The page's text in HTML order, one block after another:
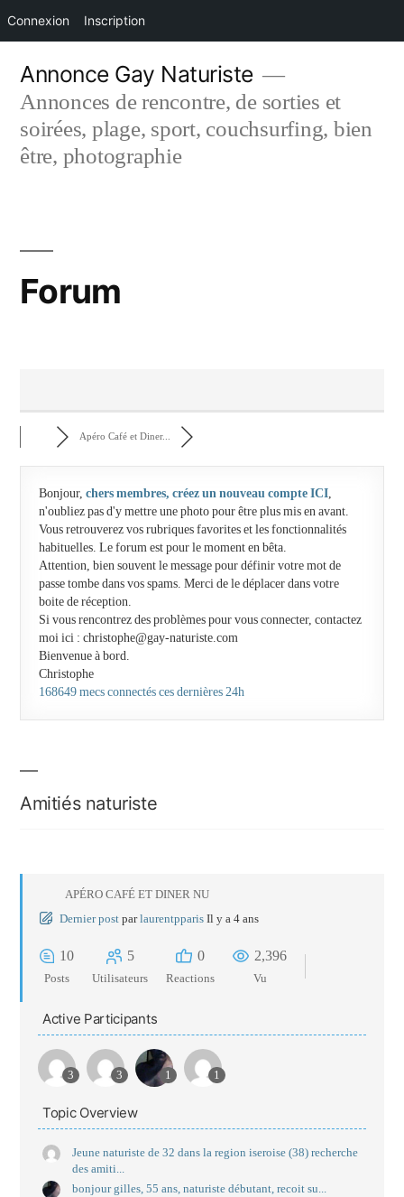
Connexion Inscription
contenu
Annonce Gay Naturiste
Annonces de rencontre, de sorties et
soirées, plage, sport, couchsurfing, bien
être, photographie
Forum
Apéro Café et Diner...
Bonjour, chers membres, créez un nouveau compte ICI,
n'oubliez pas d'y mettre une photo pour être plus mis en avant.
Vous retrouverez vos rubriques favorites et les fonctionnalités
habituelles. Le forum est pour le moment en bêta.
Attention, bien souvent le message pour définir votre mot de
passe tombe dans vos spams. Merci de le déplacer dans votre
boite de réception.
Si vous rencontrez des problèmes pour vous connecter, contactez
moi ici : christophe@gay-naturiste.com
Bienvenue à bord.
Christophe
168649 mecs connectés ces dernières 24h
Amitiés naturiste
APÉRO CAFÉ ET DINER NU
Dernier postparlaurentpparisIl y a 4 ans
10
Posts
5
Utilisateurs
0
Reactions
2,396
Vu
Active Participants
3 3 1 1
Topic Overview
Jeune naturiste de 32 dans la region iseroise (38) recherche
des amiti...
bonjour gilles, 55 ans, naturiste débutant, recoit su...